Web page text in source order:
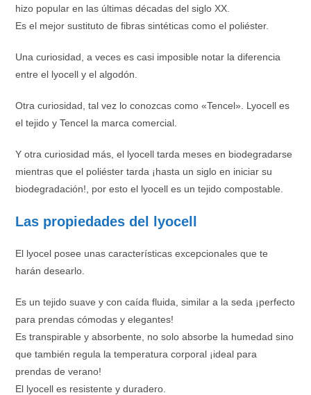
hizo popular en las últimas décadas del siglo XX.
Es el mejor sustituto de fibras sintéticas como el poliéster.
Una curiosidad, a veces es casi imposible notar la diferencia
entre el lyocell y el algodón.
Otra curiosidad, tal vez lo conozcas como «Tencel». Lyocell es
el tejido y Tencel la marca comercial.
Y otra curiosidad más, el lyocell tarda meses en biodegradarse
mientras que el poliéster tarda ¡hasta un siglo en iniciar su
biodegradación!, por esto el lyocell es un tejido compostable.
Las propiedades del lyocell
El lyocel posee unas características excepcionales que te
harán desearlo.
Es un tejido suave y con caída fluida, similar a la seda ¡perfecto
para prendas cómodas y elegantes!
Es transpirable y absorbente, no solo absorbe la humedad sino
que también regula la temperatura corporal ¡ideal para
prendas de verano!
El lyocell es resistente y duradero.